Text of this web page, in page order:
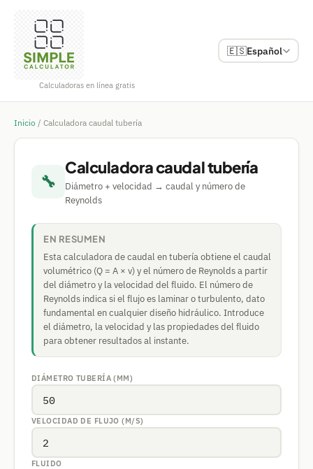
Calculadoras en línea gratis
🇪🇸Español
Inicio / Calculadora caudal tubería
🔧
Calculadora caudal tubería
Diámetro + velocidad → caudal y número de
Reynolds
EN RESUMEN
Esta calculadora de caudal en tubería obtiene el caudal
volumétrico (Q = A × v) y el número de Reynolds a partir
del diámetro y la velocidad del fluido. El número de
Reynolds indica si el flujo es laminar o turbulento, dato
fundamental en cualquier diseño hidráulico. Introduce
el diámetro, la velocidad y las propiedades del fluido
para obtener resultados al instante.
DIÁMETRO TUBERÍA (MM)
VELOCIDAD DE FLUJO (M/S)
FLUIDO